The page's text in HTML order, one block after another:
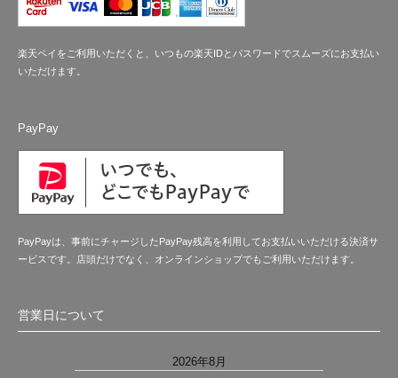
楽天ペイをご利用いただくと、いつもの楽天IDとパスワードでスムーズにお支払い
いただけます。
PayPay
PayPayは、事前にチャージしたPayPay残高を利用してお支払いいただける決済サ
ービスです。店頭だけでなく、オンラインショップでもご利用いただけます。
営業日について
2026年8月